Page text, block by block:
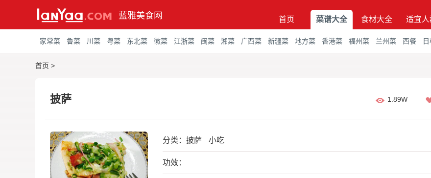
蓝雅美食网 首页 菜谱大全 食材大全 适宜人
家常菜 鲁菜 川菜 粤菜 东北菜 徽菜 江浙菜 闽菜 湘菜 广西菜 新疆菜 地方菜 香港菜 福州菜 兰州菜 西餐
首页 >
披萨 1.89W
分类： 披萨 小吃
功效：